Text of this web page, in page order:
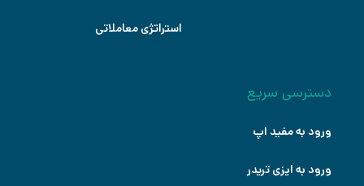
استراتژی معاملاتی
دسترسی سریع
ورود به مفید اپ
ورود به ایزی تریدر